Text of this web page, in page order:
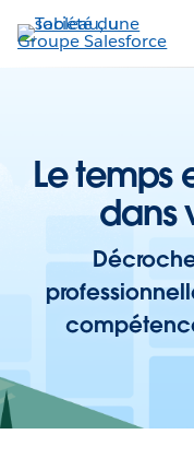
Aller
au
Le temps
dans